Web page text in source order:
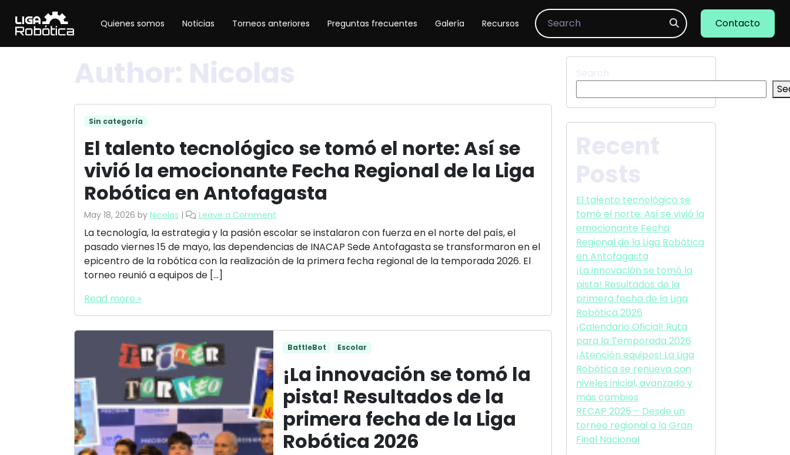
Quienes somos Noticias Torneos anteriores Preguntas frecuentes Galería Recursos Search Contacto
Sin categoría
El talento tecnológico se tomó el norte: Así se
vivió la emocionante Fecha Regional de la Liga
Robótica en Antofagasta
May 18, 2026 by Nicolas | Leave a Comment
La tecnología, la estrategia y la pasión escolar se instalaron con fuerza en el norte del país, el
pasado viernes 15 de mayo, las dependencias de INACAP Sede Antofagasta se transformaron en el
epicentro de la robótica con la realización de la primera fecha regional de la temporada 2026. El
torneo reunió a equipos de […]
Read more »
BattleBot Escolar
¡La innovación se tomó la
pista! Resultados de la
primera fecha de la Liga
Robótica 2026
El talento tecnológico se
tomó el norte: Así se vivió la
emocionante Fecha
Regional de la Liga Robótica
en Antofagasta
¡La innovación se tomó la
pista! Resultados de la
primera fecha de la Liga
Robótica 2026
¡Calendario Oficial! Ruta
para la Temporada 2026
¡Atención equipos! La Liga
Robótica se renueva con
niveles inicial, avanzado y
más cambios
RECAP 2025 – Desde un
torneo regional a la Gran
Final Nacional